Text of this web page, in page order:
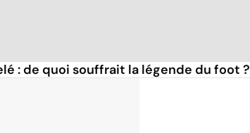
: de quoi souffrait la légende du foot ?